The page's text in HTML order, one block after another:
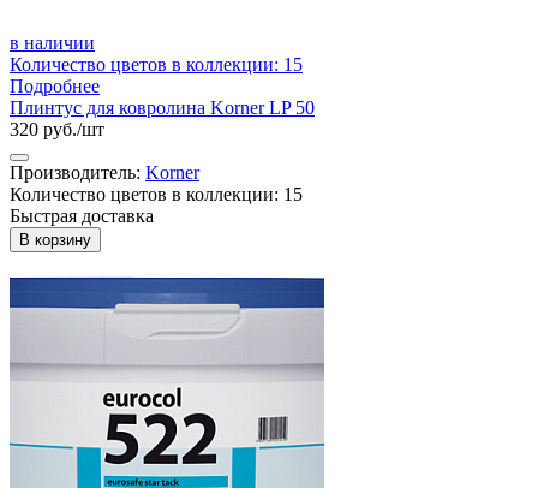
в наличии
Количество цветов в коллекции: 15
Подробнее
Плинтус для ковролина Korner LP 50
320 руб./шт
Производитель: Korner
Количество цветов в коллекции: 15
Быстрая доставка
В корзину